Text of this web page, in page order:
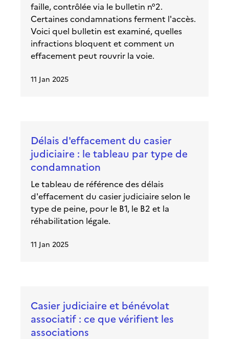
faille, contrôlée via le bulletin n°2.
Certaines condamnations ferment l'accès.
Voici quel bulletin est examiné, quelles
infractions bloquent et comment un
effacement peut rouvrir la voie.
11 Jan 2025
Délais d'effacement du casier
judiciaire : le tableau par type de
condamnation
Le tableau de référence des délais
d'effacement du casier judiciaire selon le
type de peine, pour le B1, le B2 et la
réhabilitation légale.
11 Jan 2025
Casier judiciaire et bénévolat
associatif : ce que vérifient les
associations